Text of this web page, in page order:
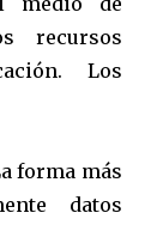
recursos
Los
forma más
datos